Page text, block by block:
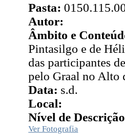
Pasta:
Autor:
Âmbito e
Pintasilgo e de
das participantes
pelo Graal no Alto
Data: s.d.
Local:
Nível de
Ver Fotografia